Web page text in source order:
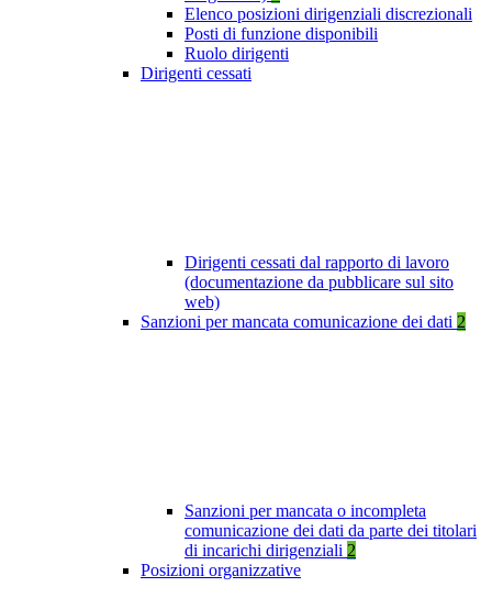
Elenco posizioni dirigenziali discrezionali
Posti di funzione disponibili
Ruolo dirigenti
Dirigenti cessati
Dirigenti cessati dal rapporto di lavoro
(documentazione da pubblicare sul sito
web)
Sanzioni per mancata comunicazione dei dati 2
Sanzioni per mancata o incompleta
comunicazione dei dati da parte dei titolari
di incarichi dirigenziali 2
Posizioni organizzative